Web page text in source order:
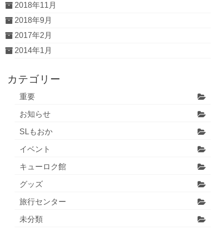
2018年11月
2018年9月
2017年2月
2014年1月
カテゴリー
重要
お知らせ
SLもおか
イベント
キューロク館
グッズ
旅行センター
未分類